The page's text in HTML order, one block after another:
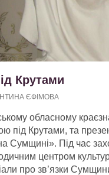
Крутами
ЄФІМОВА
обласному
Крутами, та
Сумщині». Під час
центром
про зв’язки